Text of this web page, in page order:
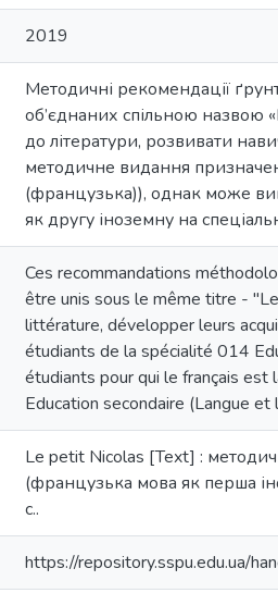
2019
Методичні рекомендації
об’єднаних спільною назвою
до літератури, розвивати
методичне видання
(французька)), однак може
як другу іноземну на
Ces recommandations
être unis sous le même titre -
littérature, développer leurs
étudiants de la spécialité 014
étudiants pour qui le français
Education secondaire (Langue
Le petit Nicolas [Text] :
(французька мова як перша
с..
https://repository.sspu.edu.ua/